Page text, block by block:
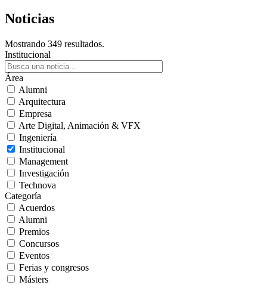
Noticias
Mostrando 349 resultados.
Institucional
Área
Alumni
Arquitectura
Empresa
Arte Digital, Animación & VFX
Ingeniería
Institucional
Management
Investigación
Technova
Categoría
Acuerdos
Alumni
Premios
Concursos
Eventos
Ferias y congresos
Másters